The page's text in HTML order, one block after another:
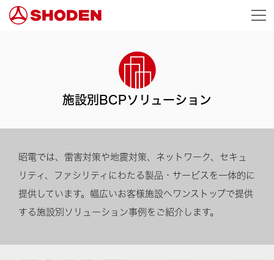
施設別BCPソリューション
昭電では、雷害対策や地震対策、ネットワーク、セキュ
リティ、ファシリティにわたる製品・サービスを一体的に
提供しています。幅広いお客様施設へワンストップで提供
する施設別ソリューション事例をご紹介します。